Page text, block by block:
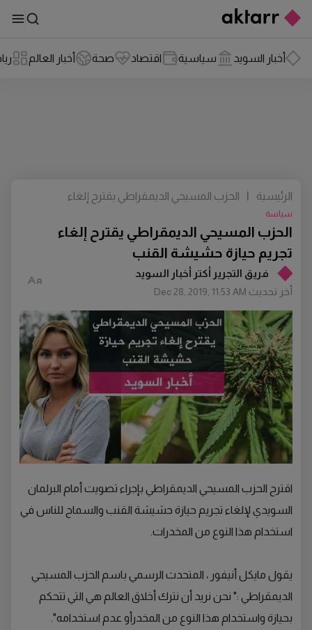
أخبار السويد سياسية اقتصاد صحة أخبار العالم
فريق التجرير أكتر أخبار السويد
أخر تحديث Dec 28, 2019, 11:53 AM
الحزب المسيحي الديمقراطي يقترح إلغاء
تجريم حيازة حشيشة القنب
سياسة
الرئيسية
الحزب المسيحي الديمقراطي يقترح إلغاء
اقترح الحزب المسيحي الديمقراطي بإجراء تصويت أمام البرلمان
السويدي لإلغاء تجريم حيازة حشيشة القنب والسماح للناس في
استخدام هذا النوع من المخدرات.
يقول مايكل أنيفور ، المتحدث الرسمي باسم الحزب المسيحي
الديمقراطي :" نحن نريد أن نترك أخلاق العالم هي التي تتحكم
بحيازة واستخدام هذا النوع من المخدرأو عدم استخدامه".